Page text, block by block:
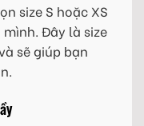
size S hoặc XS
Đây là size
sẽ giúp bạn